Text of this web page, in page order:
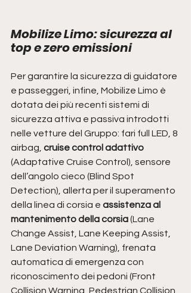
Mobilize Limo: sicurezza al
top e zero emissioni
Per garantire la sicurezza di guidatore
e passeggeri, infine, Mobilize Limo è
dotata dei più recenti sistemi di
sicurezza attiva e passiva introdotti
nelle vetture del Gruppo: fari full LED, 8
airbag, cruise control adattivo
(Adaptative Cruise Control), sensore
dell’angolo cieco (Blind Spot
Detection), allerta per il superamento
della linea di corsia e assistenza al
mantenimento della corsia (Lane
Change Assist, Lane Keeping Assist,
Lane Deviation Warning), frenata
automatica di emergenza con
riconoscimento dei pedoni (Front
Collision Warning, Pedestrian Collision